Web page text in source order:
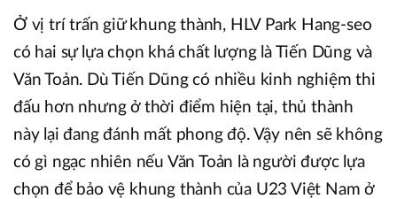
Ở vị trí trấn giữ khung thành, HLV Park Hang-seo
có hai sự lựa chọn khá chất lượng là Tiến Dũng và
Văn Toản. Dù Tiến Dũng có nhiều kinh nghiệm thi
đấu hơn nhưng ở thời điểm hiện tại, thủ thành
này lại đang đánh mất phong độ. Vậy nên sẽ không
có gì ngạc nhiên nếu Văn Toản là người được lựa
chọn để bảo vệ khung thành của U23 Việt Nam ở